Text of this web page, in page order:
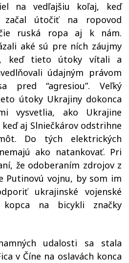
na vedľajšiu koľaj, keď
začal útočiť na ropovod
ruská ropa aj k nám.
aké sú pre ních záujmy
keď tieto útoky vítali a
údajným právom
pred “agresiou”. Veľký
útoky Ukrajiny dokonca
vysvetlia, ako Ukrajine
aj Slniečkárov odstrihne
Do tých elektrických
ako natankovať. Pri
že odoberaním zdrojov z
Putinovú vojnu, by som im
ukrajinské vojenské
na bicykli značky
udalosti sa stala
v Číne na oslavách konca